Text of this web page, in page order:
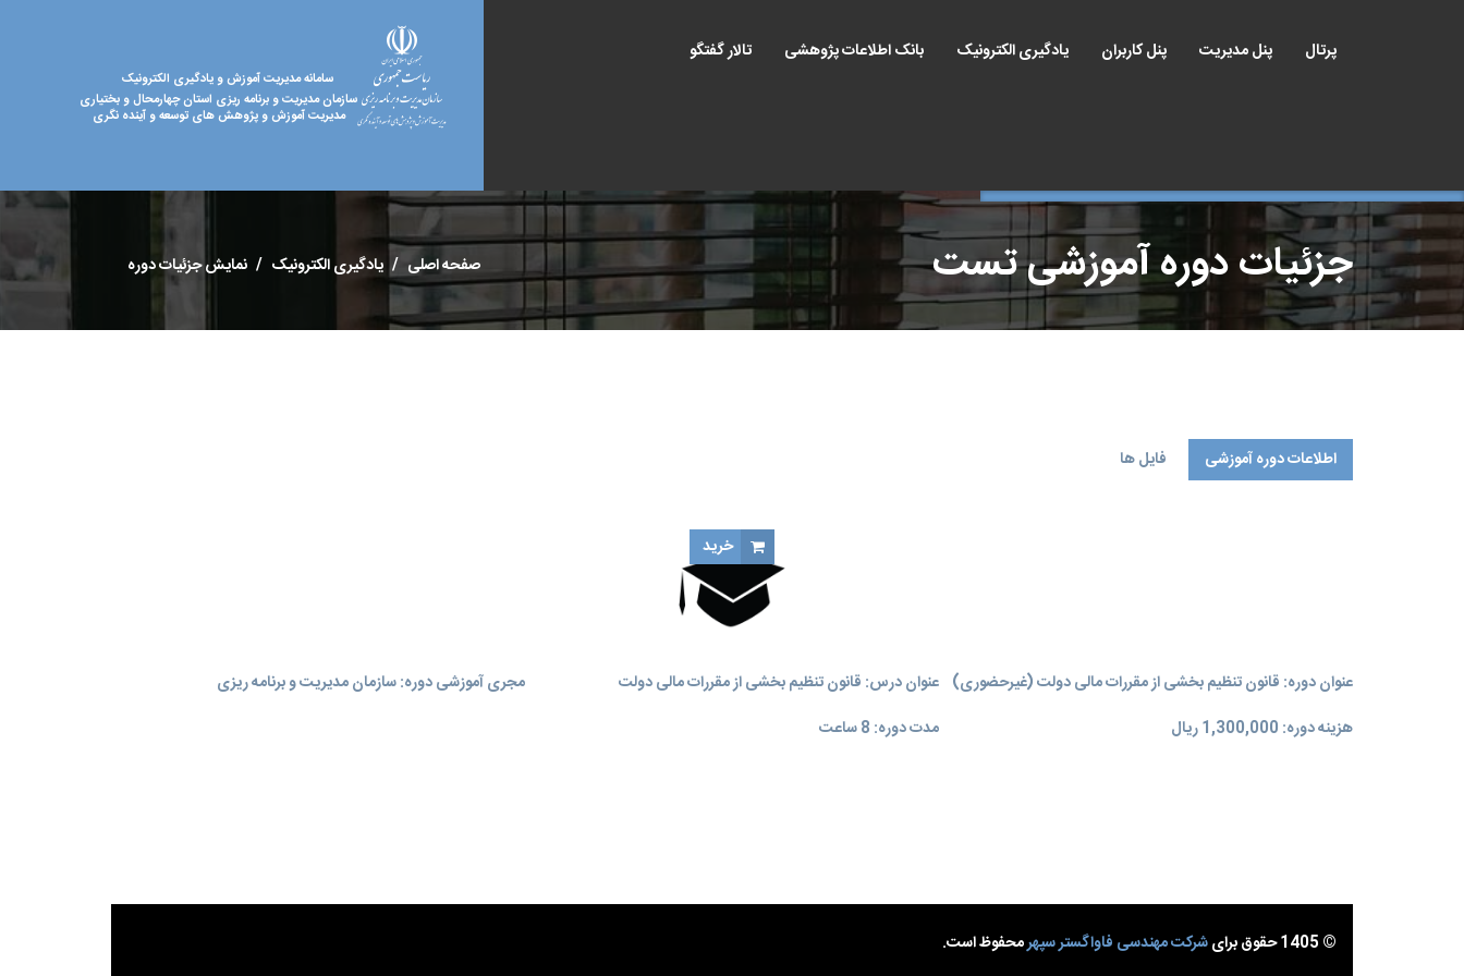
سامانه مدیریت آموزش و یادگیری الکترونیک
سازمان مدیریت و برنامه ریزی استان چهارمحال و بختیاری
مدیریت آموزش و پژوهش های توسعه و آینده نگری
پرتال پنل مدیریت پنل کاربران یادگیری الکترونیک بانک اطلاعات پژوهشی تالار گفتگو
جزئیات دوره آموزشی تست صفحه اصلی یادگیری الکترونیک نمایش جزئیات دوره
اطلاعات دوره آموزشی فایل ها
عنوان دوره: قانون تنظیم بخشی از مقررات مالی دولت (غیرحضوری) عنوان درس: قانون تنظیم بخشی از مقررات مالی دولت
مجری آموزشی دوره: سازمان مدیریت و برنامه‌ ریزی
هزینه دوره: 1,300,000 ریال
مدت دوره: 8 ساعت
خرید
© 1405 حقوق برای شرکت مهندسی فاواگستر سپهرمحفوظ است.